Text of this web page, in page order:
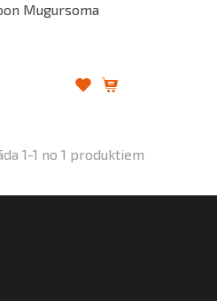
Mugursoma
1-1 no 1 produktiem